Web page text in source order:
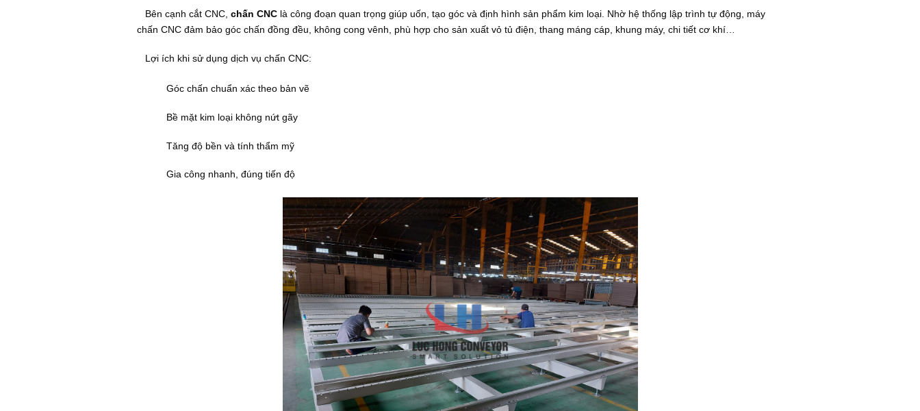
Bên cạnh cắt CNC, chấn CNClà công đoạn quan trọng giúp uốn, tạo góc và định hình sản phẩm kim loại. Nhờ hệ thống lập trình tự động, máy
chấn CNC đảm bảo góc chấn đồng đều, không cong vênh, phù hợp cho sản xuất vỏ tủ điện, thang máng cáp, khung máy, chi tiết cơ khí…
Lợi ích khi sử dụng dịch vụ chấn CNC:
Góc chấn chuẩn xác theo bản vẽ
Bề mặt kim loại không nứt gãy
Tăng độ bền và tính thẩm mỹ
Gia công nhanh, đúng tiến độ